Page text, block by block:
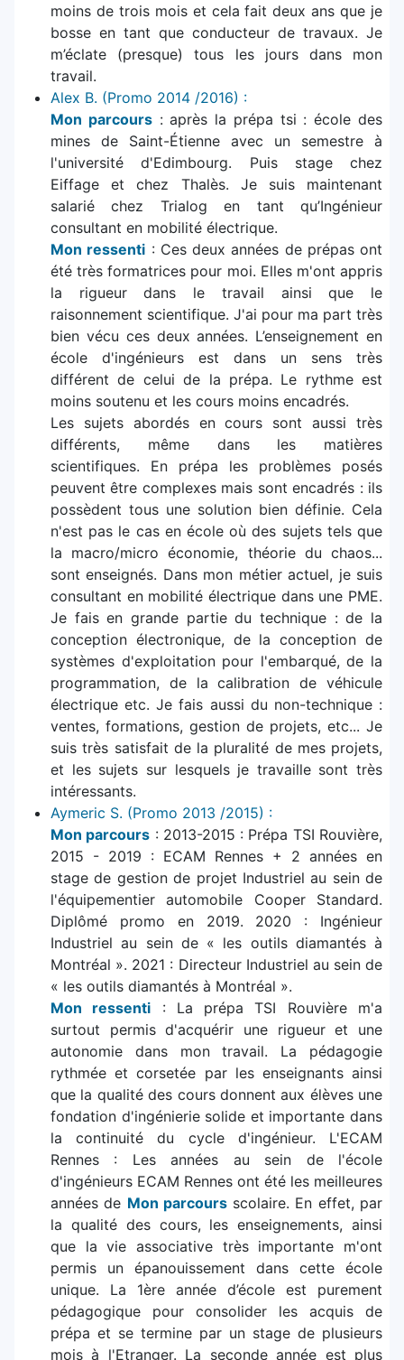
moins de trois mois et cela fait deux ans que je
bosse en tant que conducteur de travaux. Je
m’éclate (presque) tous les jours dans mon
travail.
Alex B. (Promo 2014 /2016) :
Mon parcours: après la prépa tsi : école des
mines de Saint-Étienne avec un semestre à
l'université d'Edimbourg. Puis stage chez
Eiffage et chez Thalès. Je suis maintenant
salarié chez Trialog en tant qu’Ingénieur
consultant en mobilité électrique.
Mon ressenti : Ces deux années de prépas ont
été très formatrices pour moi. Elles m'ont appris
la rigueur dans le travail ainsi que le
raisonnement scientifique. J'ai pour ma part très
bien vécu ces deux années. L’enseignement en
école d'ingénieurs est dans un sens très
différent de celui de la prépa. Le rythme est
moins soutenu et les cours moins encadrés.
Les sujets abordés en cours sont aussi très
différents, même dans les matières
scientifiques. En prépa les problèmes posés
peuvent être complexes mais sont encadrés : ils
possèdent tous une solution bien définie. Cela
n'est pas le cas en école où des sujets tels que
la macro/micro économie, théorie du chaos...
sont enseignés. Dans mon métier actuel, je suis
consultant en mobilité électrique dans une PME.
Je fais en grande partie du technique : de la
conception électronique, de la conception de
systèmes d'exploitation pour l'embarqué, de la
programmation, de la calibration de véhicule
électrique etc. Je fais aussi du non-technique :
ventes, formations, gestion de projets, etc... Je
suis très satisfait de la pluralité de mes projets,
et les sujets sur lesquels je travaille sont très
intéressants.
Aymeric S. (Promo 2013 /2015) :
Mon parcours : 2013-2015 : Prépa TSI Rouvière,
2015 - 2019 : ECAM Rennes + 2 années en
stage de gestion de projet Industriel au sein de
l'équipementier automobile Cooper Standard.
Diplômé promo en 2019. 2020 : Ingénieur
Industriel au sein de « les outils diamantés à
Montréal ». 2021 : Directeur Industriel au sein de
« les outils diamantés à Montréal ».
Mon ressenti : La prépa TSI Rouvière m'a
surtout permis d'acquérir une rigueur et une
autonomie dans mon travail. La pédagogie
rythmée et corsetée par les enseignants ainsi
que la qualité des cours donnent aux élèves une
fondation d'ingénierie solide et importante dans
la continuité du cycle d'ingénieur. L'ECAM
Rennes : Les années au sein de l'école
d'ingénieurs ECAM Rennes ont été les meilleures
années de Mon parcoursscolaire. En effet, par
la qualité des cours, les enseignements, ainsi
que la vie associative très importante m'ont
permis un épanouissement dans cette école
unique. La 1ère année d’école est purement
pédagogique pour consolider les acquis de
prépa et se termine par un stage de plusieurs
mois à l'Etranger. La seconde année est plus